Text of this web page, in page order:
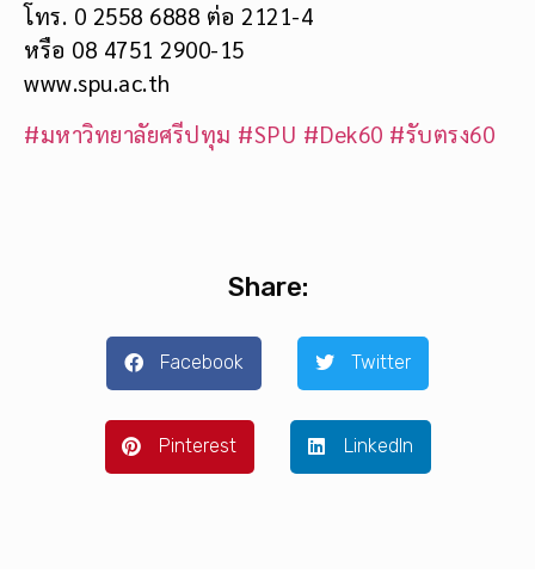
โทร. 0 2558 6888 ต่อ 2121-4
หรือ 08 4751 2900-15
www.spu.ac.th
#มหาวิทยาลัยศรีปทุม #SPU #Dek60 #รับตรง60
Share:
Facebook Twitter
Pinterest LinkedIn